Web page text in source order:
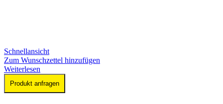
Schnellansicht
Zum Wunschzettel hinzufügen
Weiterlesen
Produkt anfragen